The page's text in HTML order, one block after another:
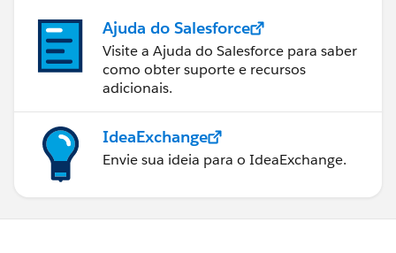
Ajuda do Salesforce
Visite a Ajuda do Salesforce para saber
como obter suporte e recursos
adicionais.
IdeaExchange
Envie sua ideia para o IdeaExchange.